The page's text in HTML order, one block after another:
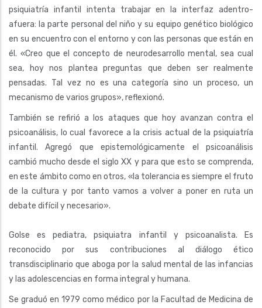
psiquiatría infantil intenta trabajar en la interfaz adentro-
afuera: la parte personal del niño y su equipo genético biológico
en su encuentro con el entorno y con las personas que están en
él. «Creo que el concepto de neurodesarrollo mental, sea cual
sea, hoy nos plantea preguntas que deben ser realmente
pensadas. Tal vez no es una categoría sino un proceso, un
mecanismo de varios grupos», reflexionó.
También se refirió a los ataques que hoy avanzan contra el
psicoanálisis, lo cual favorece a la crisis actual de la psiquiatría
infantil. Agregó que epistemológicamente el psicoanálisis
cambió mucho desde el siglo XX y para que esto se comprenda,
en este ámbito como en otros, «la tolerancia es siempre el fruto
de la cultura y por tanto vamos a volver a poner en ruta un
debate difícil y necesario».
Golse es pediatra, psiquiatra infantil y psicoanalista. Es
reconocido por sus contribuciones al diálogo ético
transdisciplinario que aboga por la salud mental de las infancias
y las adolescencias en forma integral y humana.
Se graduó en 1979 como médico por la Facultad de Medicina de